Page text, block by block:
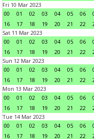
Fri 10 Mar 2023
00
01 02 03 04 05 06
16
17 18 19 20 21 22
Sat 11 Mar 2023
00
01 02 03 04 05 06
16
17 18 19 20 21 22
Sun 12 Mar 2023
00
01 02 03 04 05 06
16
17 18 19 20 21 22
Mon 13 Mar 2023
00
01 02 03 04 05 06
16
17 18 19 20 21 22
Tue 14 Mar 2023
00
01 02 03 04 05 06
16
17 18 19 20 21 22